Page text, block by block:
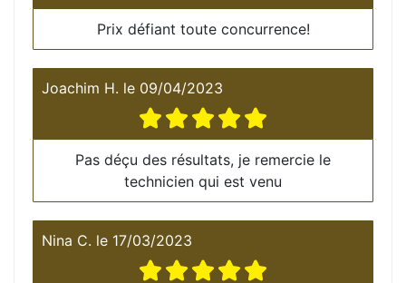
Prix défiant toute concurrence!
Joachim H. le 09/04/2023
Pas déçu des résultats, je remercie le
technicien qui est venu
Nina C. le 17/03/2023